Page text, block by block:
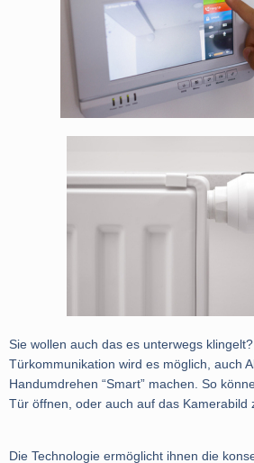
Sie wollen auch das es unterwegs
Türkommunikation wird es möglich, auch
Handumdrehen “Smart” machen. So
Tür öffnen, oder auch auf das Kamerabild
Die Technologie ermöglicht ihnen die